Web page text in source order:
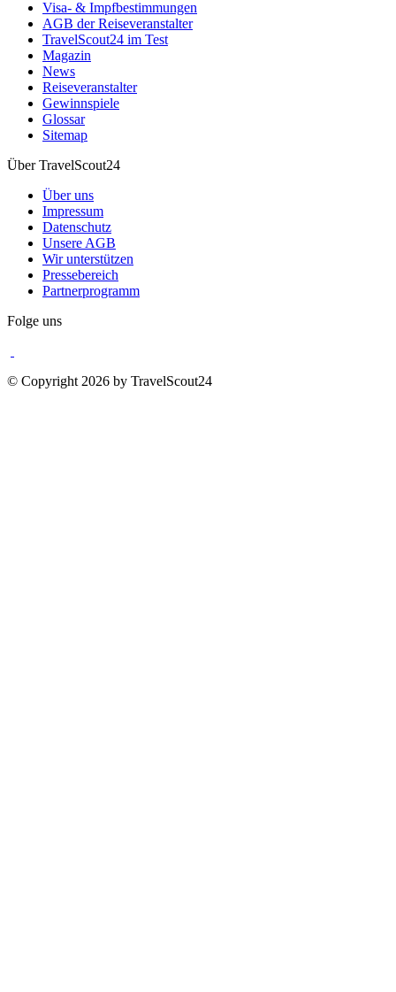
Visa- & Impfbestimmungen
AGB der Reiseveranstalter
TravelScout24 im Test
Magazin
News
Reiseveranstalter
Gewinnspiele
Glossar
Sitemap
Über TravelScout24
Über uns
Impressum
Datenschutz
Unsere AGB
Wir unterstützen
Pressebereich
Partnerprogramm
Folge uns
© Copyright 2026 by TravelScout24